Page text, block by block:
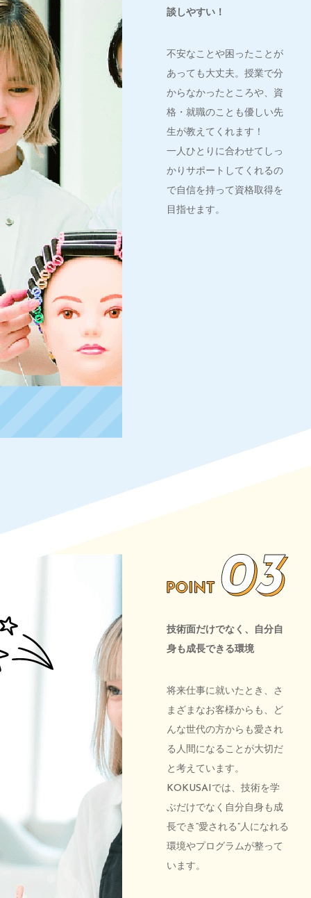
談しやすい！
不安なことや困ったことが
あっても大丈夫。授業で分
からなかったところや、資
格・就職のことも優しい先
生が教えてくれます！
一人ひとりに合わせてしっ
かりサポートしてくれるの
で自信を持って資格取得を
目指せます。
技術面だけでなく、自分自
身も成長できる環境
将来仕事に就いたとき、さ
まざまなお客様からも、ど
んな世代の方からも愛され
る人間になることが大切だ
と考えています。
KOKUSAIでは、技術を学
ぶだけでなく自分自身も成
長でき“愛される”人になれる
環境やプログラムが整って
います。